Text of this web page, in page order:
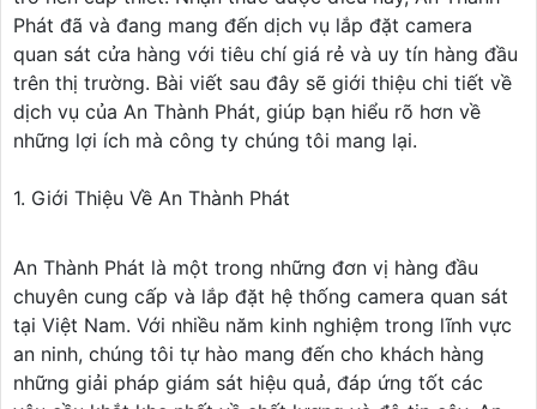
Phát đã và đang mang đến dịch vụ lắp đặt camera
quan sát cửa hàng với tiêu chí giá rẻ và uy tín hàng đầu
trên thị trường. Bài viết sau đây sẽ giới thiệu chi tiết về
dịch vụ của An Thành Phát, giúp bạn hiểu rõ hơn về
những lợi ích mà công ty chúng tôi mang lại.
1. Giới Thiệu Về An Thành Phát
An Thành Phát là một trong những đơn vị hàng đầu
chuyên cung cấp và lắp đặt hệ thống camera quan sát
tại Việt Nam. Với nhiều năm kinh nghiệm trong lĩnh vực
an ninh, chúng tôi tự hào mang đến cho khách hàng
những giải pháp giám sát hiệu quả, đáp ứng tốt các